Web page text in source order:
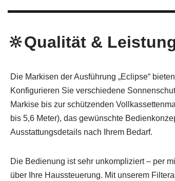
🔆Qualität &
Die Markisen der Ausführung „Eclipse“
Konfigurieren Sie verschiedene
Markise bis zur schützenden
bis 5,6 Meter), das gewünschte
Ausstattungsdetails nach Ihrem Bedarf.
Die Bedienung ist sehr unkompliziert – per
über Ihre Haussteuerung. Mit unserem